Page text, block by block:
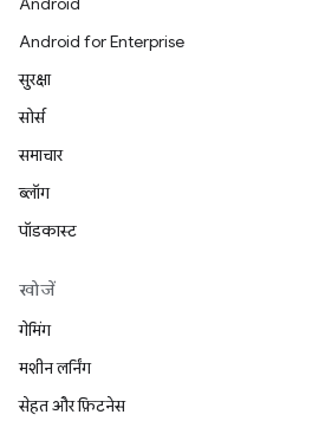
Android for Enterprise
सुरक्षा
सोर्स
समाचार
ब्लॉग
पॉडकास्ट
खोजें
गेमिंग
मशीन लर्निंग
सेहत और फ़िटनेस